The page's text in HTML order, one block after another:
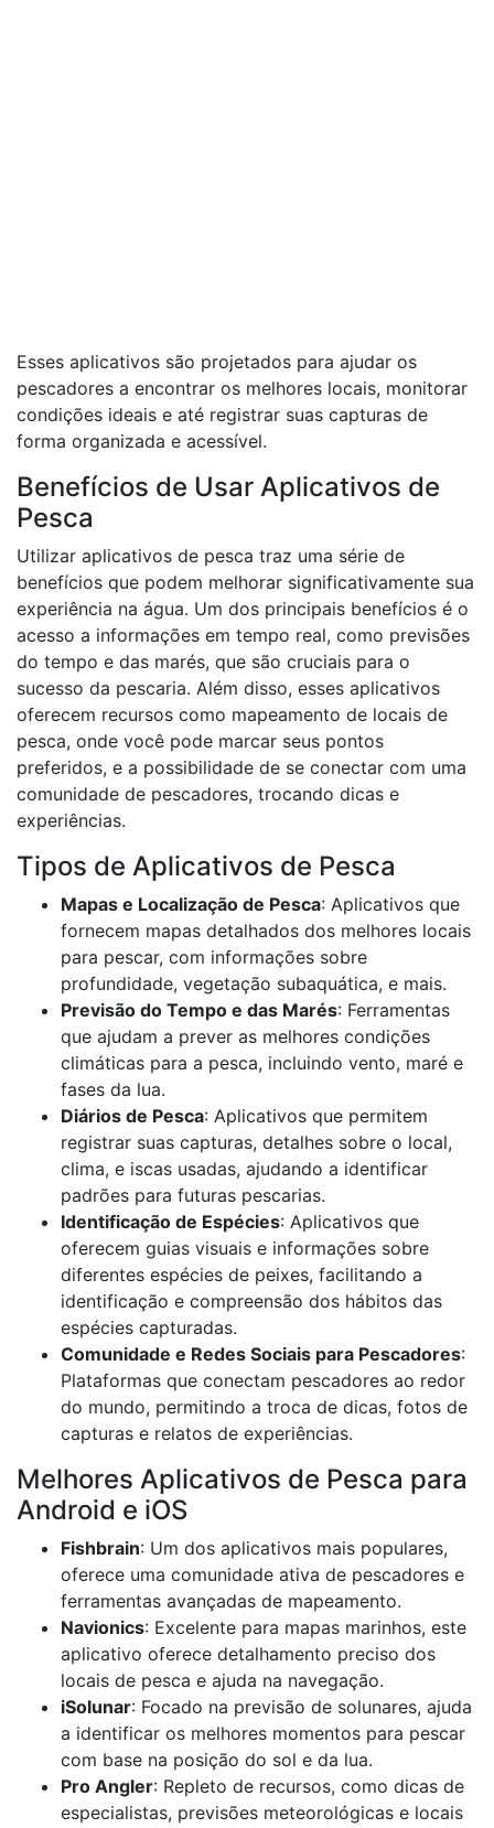
Esses aplicativos são projetados para ajudar os
pescadores a encontrar os melhores locais, monitorar
condições ideais e até registrar suas capturas de
forma organizada e acessível.
Benefícios de Usar Aplicativos de
Pesca
Utilizar aplicativos de pesca traz uma série de
benefícios que podem melhorar significativamente sua
experiência na água. Um dos principais benefícios é o
acesso a informações em tempo real, como previsões
do tempo e das marés, que são cruciais para o
sucesso da pescaria. Além disso, esses aplicativos
oferecem recursos como mapeamento de locais de
pesca, onde você pode marcar seus pontos
preferidos, e a possibilidade de se conectar com uma
comunidade de pescadores, trocando dicas e
experiências.
Tipos de Aplicativos de Pesca
Mapas e Localização de Pesca: Aplicativos que
fornecem mapas detalhados dos melhores locais
para pescar, com informações sobre
profundidade, vegetação subaquática, e mais.
Previsão do Tempo e das Marés: Ferramentas
que ajudam a prever as melhores condições
climáticas para a pesca, incluindo vento, maré e
fases da lua.
Diários de Pesca: Aplicativos que permitem
registrar suas capturas, detalhes sobre o local,
clima, e iscas usadas, ajudando a identificar
padrões para futuras pescarias.
Identificação de Espécies: Aplicativos que
oferecem guias visuais e informações sobre
diferentes espécies de peixes, facilitando a
identificação e compreensão dos hábitos das
espécies capturadas.
Comunidade e Redes Sociais para Pescadores:
Plataformas que conectam pescadores ao redor
do mundo, permitindo a troca de dicas, fotos de
capturas e relatos de experiências.
Melhores Aplicativos de Pesca para
Android e iOS
Fishbrain: Um dos aplicativos mais populares,
oferece uma comunidade ativa de pescadores e
ferramentas avançadas de mapeamento.
Navionics: Excelente para mapas marinhos, este
aplicativo oferece detalhamento preciso dos
locais de pesca e ajuda na navegação.
iSolunar: Focado na previsão de solunares, ajuda
a identificar os melhores momentos para pescar
com base na posição do sol e da lua.
Pro Angler: Repleto de recursos, como dicas de
especialistas, previsões meteorológicas e locais